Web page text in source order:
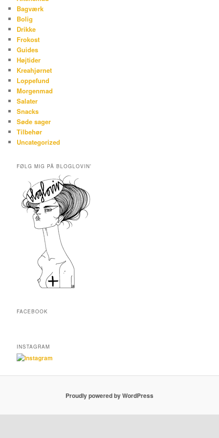
Bagværk
Bolig
Drikke
Frokost
Guides
Højtider
Kreahjørnet
Loppefund
Morgenmad
Salater
Snacks
Søde sager
Tilbehør
Uncategorized
FØLG MIG PÅ BLOGLOVIN’
FACEBOOK
INSTAGRAM
Proudly powered by WordPress